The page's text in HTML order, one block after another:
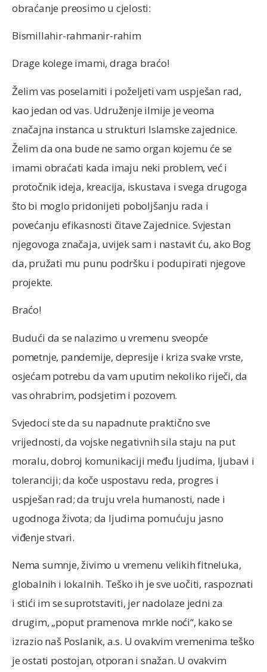
obraćanje preosimo u cjelosti:
Bismillahir-rahmanir-rahim
Drage kolege imami, draga braćo!
Želim vas poselamiti i poželjeti vam uspješan rad,
kao jedan od vas. Udruženje ilmije je veoma
značajna instanca u strukturi Islamske zajednice.
Želim da ona bude ne samo organ kojemu će se
imami obraćati kada imaju neki problem, već i
protočnik ideja, kreacija, iskustava i svega drugoga
što bi moglo pridonijeti poboljšanju rada i
povećanju efikasnosti čitave Zajednice. Svjestan
njegovoga značaja, uvijek sam i nastavit ću, ako Bog
da, pružati mu punu podršku i podupirati njegove
projekte.
Braćo!
Budući da se nalazimo u vremenu sveopće
pometnje, pandemije, depresije i kriza svake vrste,
osjećam potrebu da vam uputim nekoliko riječi, da
vas ohrabrim, podsjetim i pozovem.
Svjedoci ste da su napadnute praktično sve
vrijednosti, da vojske negativnih sila staju na put
moralu, dobroj komunikaciji među ljudima, ljubavi i
toleranciji; da koče uspostavu reda, progres i
uspješan rad; da truju vrela humanosti, nade i
ugodnoga života; da ljudima pomućuju jasno
viđenje stvari.
Nema sumnje, živimo u vremenu velikih fitneluka,
globalnih i lokalnih. Teško ih je sve uočiti, raspoznati
i stići im se suprotstaviti, jer nadolaze jedni za
drugim, „poput pramenova mrkle noći“, kako se
izrazio naš Poslanik, a.s. U ovakvim vremenima teško
je ostati postojan, otporan i snažan. U ovakvim